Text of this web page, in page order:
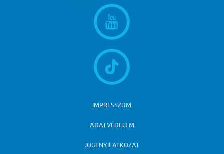
IMPRESSZUM
ADATVÉDELEM
JOGI NYILATKOZAT